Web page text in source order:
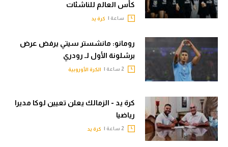
كأس العالم للناشئات
ساعة | كرة يد
رومانو: مانشستر سيتي يرفض عرض
برشلونة الأول لـ رودري
الكرة الأوروبية
كرة يد - الزمالك يعلن تعيين لوكا مديرا
رياضيا
كرة يد